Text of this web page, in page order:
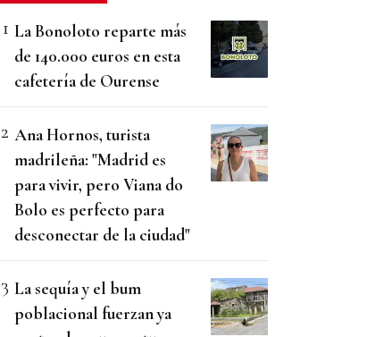
La Bonoloto reparte más
de 140.000 euros en esta
cafetería de Ourense
Ana Hornos, turista
madrileña: "Madrid es
para vivir, pero Viana do
Bolo es perfecto para
desconectar de la ciudad"
La sequía y el bum
poblacional fuerzan ya